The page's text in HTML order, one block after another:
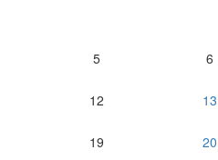
5 6
12 13
19 20